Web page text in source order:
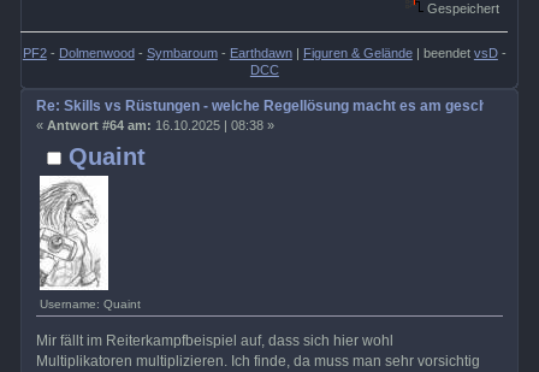
Gespeichert
PF2- Dolmenwood - Symbaroum- Earthdawn| Figuren & Gelände| beendet vsD-
DCC
Quaint
Username: Quaint
Re: Skills vs Rüstungen - welche Regellösung macht es am
« Antwort #64 am: 16.10.2025 | 08:38 »
Mir fällt im Reiterkampfbeispiel auf, dass sich hier wohl
Multiplikatoren multiplizieren. Ich finde, da muss man sehr vorsichtig